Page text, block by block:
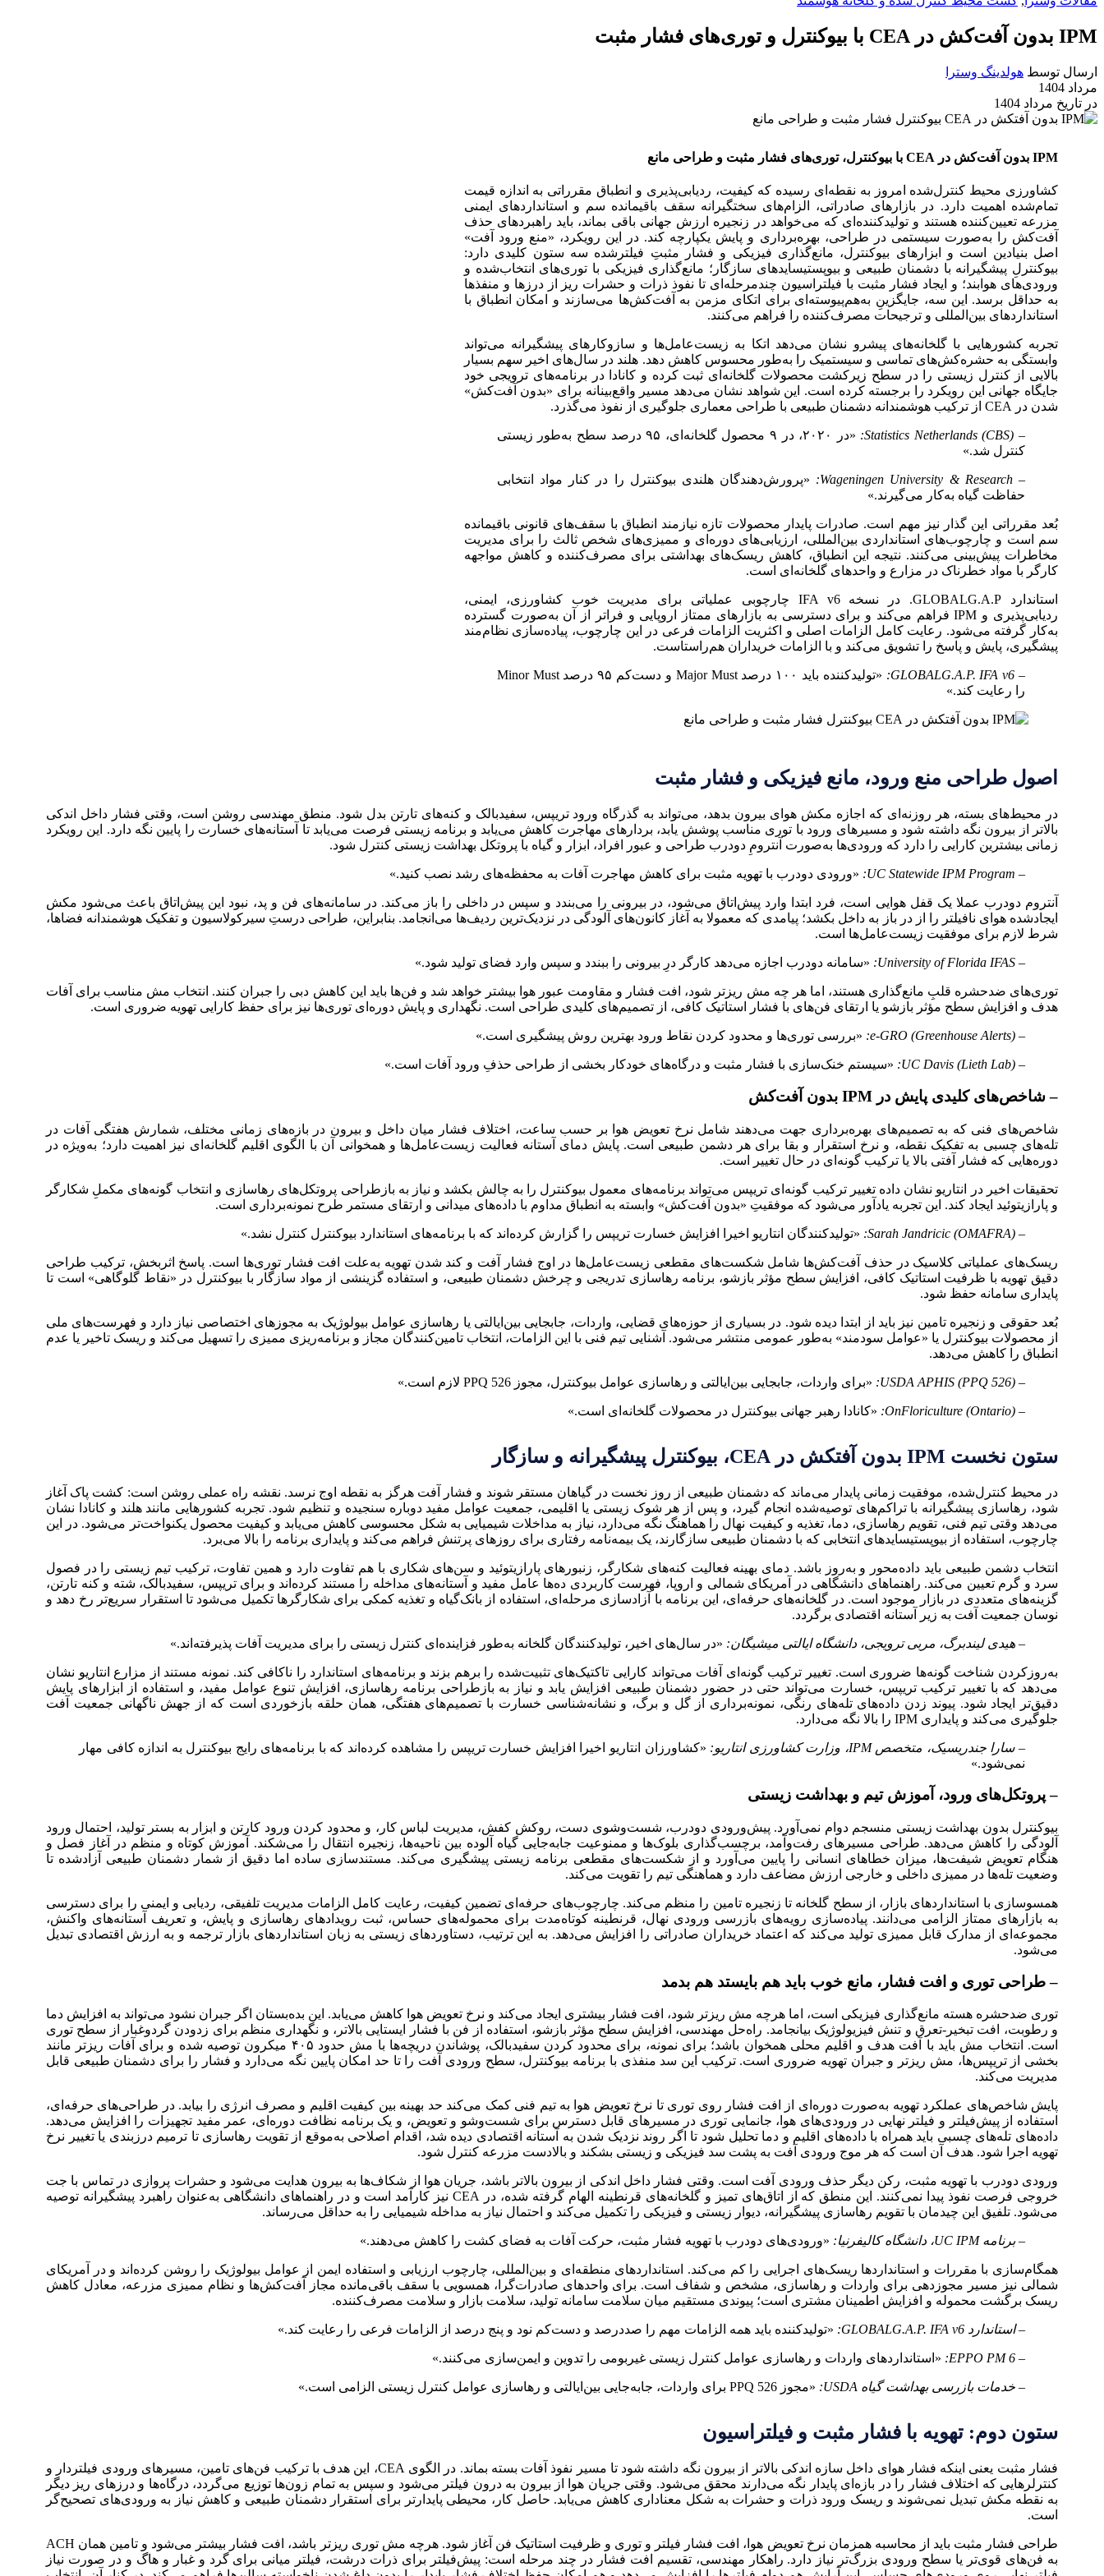
IPM بدون آفت‌کش در CEA با بیوکنترل و توری‌های فشار مثبت
ارسال توسط هولدینگ وسترا
مرداد 1404
در تاریخ مرداد 1404
IPM بدون آفت‌کش در CEA با بیوکنترل، توری‌های فشار مثبت و طراحی مانع
کشاورزی محیط کنترل‌شده امروز به نقطه‌ای رسیده که کیفیت، ردیابی‌پذیری و انطباق مقرراتی به اندازه قیمت
تمام‌شده اهمیت دارد. در بازارهای صادراتی، الزام‌های سختگیرانه سقف باقیمانده سم و استانداردهای ایمنی
مزرعه تعیین‌کننده هستند و تولیدکننده‌ای که می‌خواهد در زنجیره ارزش جهانی باقی بماند، باید راهبردهای حذف
آفت‌کش را به‌صورت سیستمی در طراحی، بهره‌برداری و پایش یکپارچه کند. در این رویکرد، «منع ورود آفت»
اصل بنیادین است و ابزارهای بیوکنترل، مانع‌گذاری فیزیکی و فشار مثبتِ فیلترشده سه ستون کلیدی دارد:
بیوکنترلِ پیشگیرانه با دشمنان طبیعی و بیوپستیسایدهای سازگار؛ مانع‌گذاری فیزیکی با توری‌های انتخاب‌شده و
ورودی‌های هوابند؛ و ایجاد فشار مثبت با فیلتراسیون چندمرحله‌ای تا نفوذ ذرات و حشرات ریز از درزها و منفذها
به حداقل برسد. این سه، جایگزینِ به‌هم‌پیوسته‌ای برای اتکای مزمن به آفت‌کش‌ها می‌سازند و امکان انطباق با
استانداردهای بین‌المللی و ترجیحات مصرف‌کننده را فراهم می‌کنند.
تجربه کشورهایی با گلخانه‌های پیشرو نشان می‌دهد اتکا به زیست‌عامل‌ها و سازوکارهای پیشگیرانه می‌تواند
وابستگی به حشره‌کش‌های تماسی و سیستمیک را به‌طور محسوس کاهش دهد. هلند در سال‌های اخیر سهم بسیار
بالایی از کنترل زیستی را در سطح زیرکشت محصولات گلخانه‌ای ثبت کرده و کانادا در برنامه‌های ترویجی خود
جایگاه جهانی این رویکرد را برجسته کرده است. این شواهد نشان می‌دهد مسیر واقع‌بینانه برای «بدون آفت‌کش»
شدن در CEA از ترکیب هوشمندانه دشمنان طبیعی با طراحی معماری جلوگیری از نفوذ می‌گذرد.
– Statistics Netherlands (CBS):
«در ۲۰۲۰، در ۹ محصول گلخانه‌ای، ۹۵ درصد سطح به‌طور زیستی
کنترل شد.»
– Wageningen University & Research:
«پرورش‌دهندگان هلندی بیوکنترل را در کنار مواد انتخابی
حفاظت گیاه به‌کار می‌گیرند.»
بُعد مقرراتی این گذار نیز مهم است. صادرات پایدار محصولات تازه نیازمند انطباق با سقف‌های قانونی باقیمانده
سم است و چارچوب‌های استانداردی بین‌المللی، ارزیابی‌های دوره‌ای و ممیزی‌های شخص ثالث را برای مدیریت
مخاطرات پیش‌بینی می‌کنند. نتیجه این انطباق، کاهش ریسک‌های بهداشتی برای مصرف‌کننده و کاهش مواجهه
کارگر با مواد خطرناک در مزارع و واحدهای گلخانه‌ای است.
استاندارد GLOBALG.A.P. در نسخه IFA v6 چارچوبی عملیاتی برای مدیریت خوب کشاورزی، ایمنی،
ردیابی‌پذیری و IPM فراهم می‌کند و برای دسترسی به بازارهای ممتاز اروپایی و فراتر از آن به‌صورت گسترده
به‌کار گرفته می‌شود. رعایت کامل الزامات اصلی و اکثریت الزامات فرعی در این چارچوب، پیاده‌سازی نظام‌مند
پیشگیری، پایش و پاسخ را تشویق می‌کند و با الزامات خریداران هم‌راستاست.
– GLOBALG.A.P. IFA v6:
«تولیدکننده باید ۱۰۰ درصد Major Must و دست‌کم ۹۵ درصد Minor Must
را رعایت کند.»
اصول طراحی منع ورود، مانع فیزیکی و فشار مثبت
در محیط‌های بسته، هر روزنه‌ای که اجازه مکش هوای بیرون بدهد، می‌تواند به گذرگاه ورود تریپس، سفیدبالک و کنه‌های تارتن بدل شود. منطق مهندسی روشن است، وقتی فشار داخل اندکی
بالاتر از بیرون نگه داشته شود و مسیرهای ورود با توری مناسب پوشش یابد، بردارهای مهاجرت کاهش می‌یابد و برنامه زیستی فرصت می‌یابد تا آستانه‌های خسارت را پایین نگه دارد. این رویکرد
زمانی بیشترین کارایی را دارد که ورودی‌ها به‌صورت آنترومِ دو‌درب طراحی و عبور افراد، ابزار و گیاه با پروتکل بهداشت زیستی کنترل شود.
– UC Statewide IPM Program: «ورودی دو‌درب با تهویه مثبت برای کاهش مهاجرت آفات به محفظه‌های رشد نصب کنید.»
آنتروم دو‌درب عملا یک قفل هوایی است، فرد ابتدا وارد پیش‌اتاق می‌شود، در بیرونی را می‌بندد و سپس در داخلی را باز می‌کند. در سامانه‌های فن و پد، نبود این پیش‌اتاق باعث می‌شود مکش
ایجادشده هوای نا‌فیلتر را از در باز به داخل بکشد؛ پیامدی که معمولا به آغاز کانون‌های آلودگی در نزدیک‌ترین ردیف‌ها می‌انجامد. بنابراین، طراحی درستِ سیرکولاسیون و تفکیک هوشمندانه فضاها،
شرط لازم برای موفقیت زیست‌عامل‌ها است.
– University of Florida IFAS: «سامانه دو‌درب اجازه می‌دهد کارگر درِ بیرونی را ببندد و سپس وارد فضای تولید شود.»
توری‌های ضدحشره قلبِ مانع‌گذاری هستند، اما هر چه مش ریزتر شود، افت فشار و مقاومت عبور هوا بیشتر خواهد شد و فن‌ها باید این کاهش دبی را جبران کنند. انتخاب مش مناسب برای آفات
هدف و افزایش سطح مؤثر بازشو یا ارتقای فن‌های با فشار استاتیک کافی، از تصمیم‌های کلیدی طراحی است. نگهداری و پایش دوره‌ای توری‌ها نیز برای حفظ کارایی تهویه ضروری است.
– e-GRO (Greenhouse Alerts): «بررسی توری‌ها و محدود کردن نقاط ورود بهترین روش پیشگیری است.»
– UC Davis (Lieth Lab): «سیستم خنک‌سازی با فشار مثبت و درگاه‌های خودکار بخشی از طراحی حذفِ ورود آفات است.»
– شاخص‌های کلیدی پایش در IPM بدون آفت‌کش
شاخص‌های فنی که به تصمیم‌های بهره‌برداری جهت می‌دهند شامل نرخ تعویض هوا بر حسب ساعت، اختلاف فشار میان داخل و بیرون در بازه‌های زمانی مختلف، شمارش هفتگی آفات در
تله‌های چسبی به تفکیک نقطه، و نرخ استقرار و بقا برای هر دشمن طبیعی است. پایش دمای آستانه فعالیت زیست‌عامل‌ها و همخوانی آن با الگوی اقلیم گلخانه‌ای نیز اهمیت دارد؛ به‌ویژه در
دوره‌هایی که فشار آفتی بالا یا ترکیب گونه‌ای در حال تغییر است.
تحقیقات اخیر در انتاریو نشان داده تغییر ترکیب گونه‌ای تریپس می‌تواند برنامه‌های معمول بیوکنترل را به چالش بکشد و نیاز به بازطراحی پروتکل‌های رهاسازی و انتخاب گونه‌های مکملِ شکارگر
و پارازیتوئید ایجاد کند. این تجربه یادآور می‌شود که موفقیتِ «بدون آفت‌کش» وابسته به انطباق مداوم با داده‌های میدانی و ارتقای مستمر طرح نمونه‌برداری است.
– Sarah Jandricic (OMAFRA): «تولیدکنندگان انتاریو اخیرا افزایش خسارت تریپس را گزارش کرده‌اند که با برنامه‌های استاندارد بیوکنترل کنترل نشد.»
ریسک‌های عملیاتی کلاسیک در حذف آفت‌کش‌ها شامل شکست‌های مقطعی زیست‌عامل‌ها در اوج فشار آفت و کند شدن تهویه به‌علت افت فشار توری‌ها است. پاسخ اثربخش، ترکیب طراحی
دقیق تهویه با ظرفیت استاتیک کافی، افزایش سطح مؤثر بازشو، برنامه رهاسازی تدریجی و چرخش دشمنان طبیعی، و استفاده گزینشی از مواد سازگار با بیوکنترل در «نقاط گلوگاهی» است تا
پایداری سامانه حفظ شود.
بُعد حقوقی و زنجیره تامین نیز باید از ابتدا دیده شود. در بسیاری از حوزه‌های قضایی، واردات، جابجایی بین‌ایالتی یا رهاسازی عوامل بیولوژیک به مجوزهای اختصاصی نیاز دارد و فهرست‌های ملی
از محصولات بیوکنترل یا «عوامل سودمند» به‌طور عمومی منتشر می‌شود. آشنایی تیم فنی با این الزامات، انتخاب تامین‌کنندگان مجاز و برنامه‌ریزی ممیزی را تسهیل می‌کند و ریسک تاخیر یا عدم
انطباق را کاهش می‌دهد.
– USDA APHIS (PPQ 526): «برای واردات، جابجایی بین‌ایالتی و رهاسازی عوامل بیوکنترل، مجوز PPQ 526 لازم است.»
– OnFloriculture (Ontario): «کانادا رهبر جهانی بیوکنترل در محصولات گلخانه‌ای است.»
ستون نخست IPM بدون آفتکش در CEA، بیوکنترل پیشگیرانه و سازگار
در محیط کنترل‌شده، موفقیت زمانی پایدار می‌ماند که دشمنان طبیعی از روز نخست در گیاهان مستقر شوند و فشار آفت هرگز به نقطه اوج نرسد. نقشه راه عملی روشن است: کشت پاک آغاز
شود، رهاسازی پیشگیرانه با تراکم‌های توصیه‌شده انجام گیرد، و پس از هر شوک زیستی یا اقلیمی، جمعیت عوامل مفید دوباره سنجیده و تنظیم شود. تجربه کشور‌هایی مانند هلند و کانادا نشان
می‌دهد وقتی تیم فنی، تقویم رهاسازی، دما، تغذیه و کیفیت نهال را هماهنگ نگه می‌دارد، نیاز به مداخلات شیمیایی به شکل محسوسی کاهش می‌یابد و کیفیت محصول یکنواخت‌تر می‌شود. در این
چارچوب، استفاده از بیوپستیساید‌های انتخابی که با دشمنان طبیعی سازگارند، یک بیمه‌نامه رفتاری برای روز‌های پرتنش فراهم می‌کند و پایداری برنامه را بالا می‌برد.
انتخاب دشمن طبیعی باید داده‌محور و به‌روز باشد. دمای بهینه فعالیت کنه‌های شکارگر، زنبور‌های پارازیتوئید و سن‌های شکاری با هم تفاوت دارد و همین تفاوت، ترکیب تیم زیستی را در فصول
سرد و گرم تعیین می‌کند. راهنما‌های دانشگاهی در آمریکای شمالی و اروپا، فهرست کاربردی ده‌ها عامل مفید و آستانه‌های مداخله را مستند کرده‌اند و برای تریپس، سفیدبالک، شته و کنه تارتن،
گزینه‌های متعددی در بازار موجود است. در گلخانه‌های حرفه‌ای، این برنامه با آزادسازی مرحله‌ای، استفاده از بانک‌گیاه و تغذیه کمکی برای شکارگر‌ها تکمیل می‌شود تا استقرار سریع‌تر رخ دهد و
نوسان جمعیت آفت به زیر آستانه اقتصادی برگردد.
– هیدی لیندبرگ، مربی ترویجی، دانشگاه ایالتی میشیگان: «در سال‌های اخیر، تولیدکنندگان گلخانه به‌طور فزاینده‌ای کنترل زیستی را برای مدیریت آفات پذیرفته‌اند.»
به‌روز‌کردن شناخت گونه‌ها ضروری است. تغییر ترکیب گونه‌ای آفات می‌تواند کارایی تاکتیک‌های تثبیت‌شده را برهم بزند و برنامه‌های استاندارد را ناکافی کند. نمونه مستند از مزارع انتاریو نشان
می‌دهد که با تغییر ترکیب تریپس، خسارت می‌تواند حتی در حضور دشمنان طبیعی افزایش یابد و نیاز به بازطراحی برنامه رهاسازی، افزایش تنوع عوامل مفید، و استفاده از ابزار‌های پایش
دقیق‌تر ایجاد شود. پیوند زدن داده‌های تله‌های رنگی، نمونه‌برداری از گل و برگ، و نشانه‌شناسی خسارت با تصمیم‌های هفتگی، همان حلقه بازخوردی است که از جهش ناگهانی جمعیت آفت
جلوگیری می‌کند و پایداری IPM را بالا نگه می‌دارد.
– سارا جندریسیک، متخصص IPM، وزارت کشاورزی انتاریو:
«کشاورزان انتاریو اخیرا افزایش خسارت تریپس را مشاهده کرده‌اند که با برنامه‌های رایج بیوکنترل به اندازه کافی مهار
نمی‌شود.»
– پروتکل‌های ورود، آموزش تیم و بهداشت زیستی
بیوکنترل بدون بهداشت زیستی منسجم دوام نمی‌آورد. پیش‌ورودی دو‌درب، شست‌وشوی دست، روکش کفش، مدیریت لباس کار، و محدود کردن ورود کارتن و ابزار به بستر تولید، احتمال ورود
آلودگی را کاهش می‌دهد. طراحی مسیر‌های رفت‌وآمد، برچسب‌گذاری بلوک‌ها و ممنوعیت جابه‌جایی گیاه آلوده بین ناحیه‌ها، زنجیره انتقال را می‌شکند. آموزش کوتاه و منظم در آغاز فصل و
هنگام تعویض شیفت‌ها، میزان خطا‌های انسانی را پایین می‌آورد و از شکست‌های مقطعی برنامه زیستی پیشگیری می‌کند. مستندسازی ساده اما دقیق از شمار دشمنان طبیعی آزادشده تا
وضعیت تله‌ها در ممیزی داخلی و خارجی ارزش مضاعف دارد و هماهنگی تیم را تقویت می‌کند.
همسوسازی با استاندارد‌های بازار، از سطح گلخانه تا زنجیره تامین را منظم می‌کند. چارچوب‌های حرفه‌ای تضمین کیفیت، رعایت کامل الزامات مدیریت تلفیقی، ردیابی و ایمنی را برای دسترسی
به بازار‌های ممتاز الزامی می‌دانند. پیاده‌سازی رویه‌های بازرسی ورودی نهال، قرنطینه کوتاه‌مدت برای محموله‌های حساس، ثبت رویداد‌های رهاسازی و پایش، و تعریف آستانه‌های واکنش،
مجموعه‌ای از مدارک قابل ممیزی تولید می‌کند که اعتماد خریداران صادراتی را افزایش می‌دهد. به این ترتیب، دستاورد‌های زیستی به زبان استاندارد‌های بازار ترجمه و به ارزش اقتصادی تبدیل
می‌شود.
– طراحی توری و افت فشار، مانع خوب باید هم بایستد هم بدمد
توری ضدحشره هسته مانع‌گذاری فیزیکی است، اما هرچه مش ریزتر شود، افت فشار بیشتری ایجاد می‌کند و نرخ تعویض هوا کاهش می‌یابد. این بده‌بستان اگر جبران نشود می‌تواند به افزایش دما
و رطوبت، افت تبخیر-تعرق و تنش فیزیولوژیک بیانجامد. راه‌حل مهندسی، افزایش سطح مؤثر بازشو، استفاده از فن با فشار ایستایی بالاتر، و نگهداری منظم برای زدودن گردوغبار از سطح توری
است. انتخاب مش باید با آفت هدف و اقلیم محلی همخوان باشد؛ برای نمونه، برای محدود کردن سفیدبالک، پوشاندن دریچه‌ها با مش حدود ۴۰۵ میکرون توصیه شده و برای آفات ریزتر مانند
بخشی از تریپس‌ها، مش ریزتر و جبران تهویه ضروری است. ترکیب این سد منفذی با برنامه بیوکنترل، سطح ورودی آفت را تا حد امکان پایین نگه می‌دارد و فشار را برای دشمنان طبیعی قابل
مدیریت می‌کند.
پایش شاخص‌های عملکرد تهویه به‌صورت دوره‌ای از افت فشار روی توری تا نرخ تعویض هوا به تیم فنی کمک می‌کند حد بهینه بین کیفیت اقلیم و مصرف انرژی را بیابد. در طراحی‌های حرفه‌ای،
استفاده از پیش‌فیلتر و فیلتر نهایی در ورودی‌های هوا، جانمایی توری در مسیر‌های قابل دسترس برای شست‌وشو و تعویض، و یک برنامه نظافت دوره‌ای، عمر مفید تجهیزات را افزایش می‌دهد.
داده‌های تله‌های چسبی باید همراه با داده‌های اقلیم و دما تحلیل شود تا اگر روند نزدیک شدن به آستانه اقتصادی دیده شد، اقدام اصلاحی به‌موقع از تقویت رهاسازی تا ترمیم درز‌بندی یا تغییر نرخ
تهویه اجرا شود. هدف آن است که هر موج ورودی آفت به پشت سد فیزیکی و زیستی بشکند و بالادست مزرعه کنترل شود.
ورودی دو‌درب با تهویه مثبت، رکن دیگر حذف ورودی آفت است. وقتی فشار داخل اندکی از بیرون بالاتر باشد، جریان هوا از شکاف‌ها به بیرون هدایت می‌شود و حشرات پروازی در تماس با جت
خروجی فرصت نفوذ پیدا نمی‌کنند. این منطق که از اتاق‌های تمیز و گلخانه‌های قرنطینه الهام گرفته شده، در CEA نیز کارآمد است و در راهنما‌های دانشگاهی به‌عنوان راهبرد پیشگیرانه توصیه
می‌شود. تلفیق این چیدمان با تقویم رهاسازی پیشگیرانه، دیوار زیستی و فیزیکی را تکمیل می‌کند و احتمال نیاز به مداخله شیمیایی را به حداقل می‌رساند.
– برنامه UC IPM، دانشگاه کالیفرنیا: «ورودی‌های دو‌درب با تهویه فشار مثبت، حرکت آفات به فضای کشت را کاهش می‌دهند.»
همگام‌سازی با مقررات و استاندارد‌ها ریسک‌های اجرایی را کم می‌کند. استاندارد‌های منطقه‌ای و بین‌المللی، چارچوب ارزیابی و استفاده ایمن از عوامل بیولوژیک را روشن کرده‌اند و در آمریکای
شمالی نیز مسیر مجوزدهی برای واردات و رهاسازی، مشخص و شفاف است. برای واحد‌های صادرات‌گرا، همسویی با سقف باقی‌مانده مجاز آفت‌کش‌ها و نظام ممیزی مزرعه، معادل کاهش
ریسک برگشت محموله و افزایش اطمینان مشتری است؛ پیوندی مستقیم میان سلامت سامانه تولید، سلامت بازار و سلامت مصرف‌کننده.
– استاندارد GLOBALG.A.P. IFA v6: «تولیدکننده باید همه الزامات مهم را صد‌درصد و دست‌کم نود و پنج درصد از الزامات فرعی را رعایت کند.»
– EPPO PM 6: «استاندارد‌های واردات و رهاسازی عوامل کنترل زیستی غیر‌بومی را تدوین و ایمن‌سازی می‌کنند.»
– خدمات بازرسی بهداشت گیاه USDA: «مجوز PPQ 526 برای واردات، جابه‌جایی بین‌ایالتی و رهاسازی عوامل کنترل زیستی الزامی است.»
ستون دوم: تهویه با فشار مثبت و فیلتراسیون
فشار مثبت یعنی اینکه فشار هوای داخل سازه اندکی بالاتر از بیرون نگه داشته شود تا مسیر نفوذ آفات بسته بماند. در الگوی CEA، این هدف با ترکیب فن‌های تامین، مسیرهای ورودی فیلتردار و
کنترلرهایی که اختلاف فشار را در بازه‌ای پایدار نگه می‌دارند محقق می‌شود. وقتی جریان هوا از بیرون به درون فیلتر می‌شود و سپس به تمام زون‌ها توزیع می‌گردد، درگاه‌ها و درزهای ریز دیگر
به نقطه مکش تبدیل نمی‌شوند و ریسک ورود ذرات و حشرات به شکل معناداری کاهش می‌یابد. حاصل کار، محیطی پایدارتر برای استقرار دشمنان طبیعی و کاهش نیاز به ورودی‌های تصحیح‌گر
است.
طراحی فشار مثبت باید از محاسبه همزمان نرخ تعویض هوا، افت فشار فیلتر و توری و ظرفیت استاتیک فن آغاز شود. هرچه مش توری ریزتر باشد، افت فشار بیشتر می‌شود و تامین همان ACH
به فن‌های قوی‌تر یا سطح ورودی بزرگ‌تر نیاز دارد. راهکار مهندسی، تقسیم افت فشار در چند مرحله است: پیش‌فیلتر برای ذرات درشت، فیلتر میانی برای گرد و غبار و هاگ و در صورت نیاز